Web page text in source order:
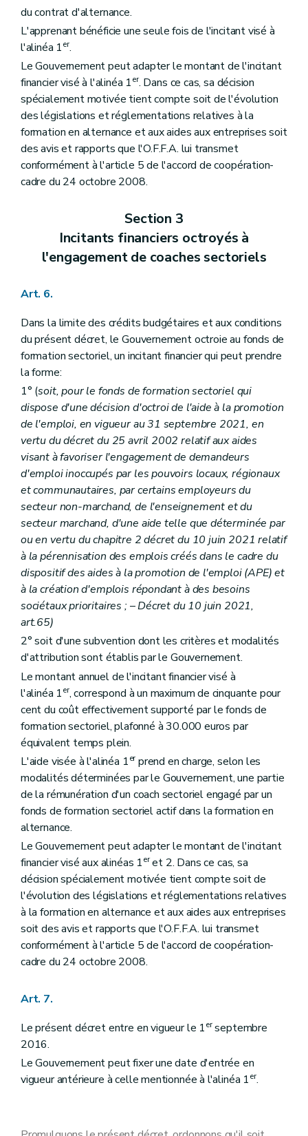
du contrat d'alternance.
L'apprenant bénéficie une seule fois de l'incitant visé à
l'alinéa 1er.
Le Gouvernement peut adapter le montant de l'incitant
financier visé à l'alinéa 1er. Dans ce cas, sa décision
spécialement motivée tient compte soit de l'évolution
des législations et réglementations relatives à la
formation en alternance et aux aides aux entreprises soit
des avis et rapports que l'O.F.F.A. lui transmet
conformément à l'article 5 de l'accord de coopération-
cadre du 24 octobre 2008.
Section 3
Incitants financiers octroyés à
l'engagement de coaches sectoriels
Art. 6.
Dans la limite des crédits budgétaires et aux conditions
du présent décret, le Gouvernement octroie au fonds de
formation sectoriel, un incitant financier qui peut prendre
la forme:
1° (soit, pour le fonds de formation sectoriel qui
dispose d'une décision d'octroi de l'aide à la promotion
de l'emploi, en vigueur au 31 septembre 2021, en
vertu du décret du 25 avril 2002 relatif aux aides
visant à favoriser l'engagement de demandeurs
d'emploi inoccupés par les pouvoirs locaux, régionaux
et communautaires, par certains employeurs du
secteur non-marchand, de l'enseignement et du
secteur marchand, d'une aide telle que déterminée par
ou en vertu du chapitre 2 décret du 10 juin 2021 relatif
à la pérennisation des emplois créés dans le cadre du
dispositif des aides à la promotion de l'emploi (APE) et
à la création d'emplois répondant à des besoins
sociétaux prioritaires ;–Décret du 10 juin 2021,
art.65)
2° soit d'une subvention dont les critères et modalités
d'attribution sont établis par le Gouvernement.
Le montant annuel de l'incitant financier visé à
l'alinéa 1er, correspond à un maximum de cinquante pour
cent du coût effectivement supporté par le fonds de
formation sectoriel, plafonné à 30.000 euros par
équivalent temps plein.
L'aide visée à l'alinéa 1erprend en charge, selon les
modalités déterminées par le Gouvernement, une partie
de la rémunération d'un coach sectoriel engagé par un
fonds de formation sectoriel actif dans la formation en
alternance.
Le Gouvernement peut adapter le montant de l'incitant
financier visé aux alinéas 1eret 2. Dans ce cas, sa
décision spécialement motivée tient compte soit de
l'évolution des législations et réglementations relatives
à la formation en alternance et aux aides aux entreprises
soit des avis et rapports que l'O.F.F.A. lui transmet
conformément à l'article 5 de l'accord de coopération-
cadre du 24 octobre 2008.
Art. 7.
Le présent décret entre en vigueur le 1erseptembre
2016.
Le Gouvernement peut fixer une date d'entrée en
vigueur antérieure à celle mentionnée à l'alinéa 1er.